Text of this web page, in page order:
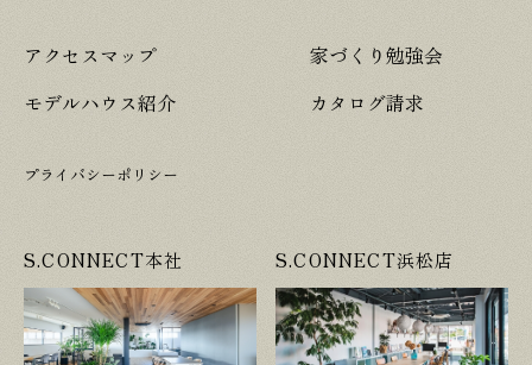
アクセスマップ
モデルハウス紹介
家づくり勉強会
カタログ請求
プライバシーポリシー
S.CONNECT本社 S.CONNECT浜松店